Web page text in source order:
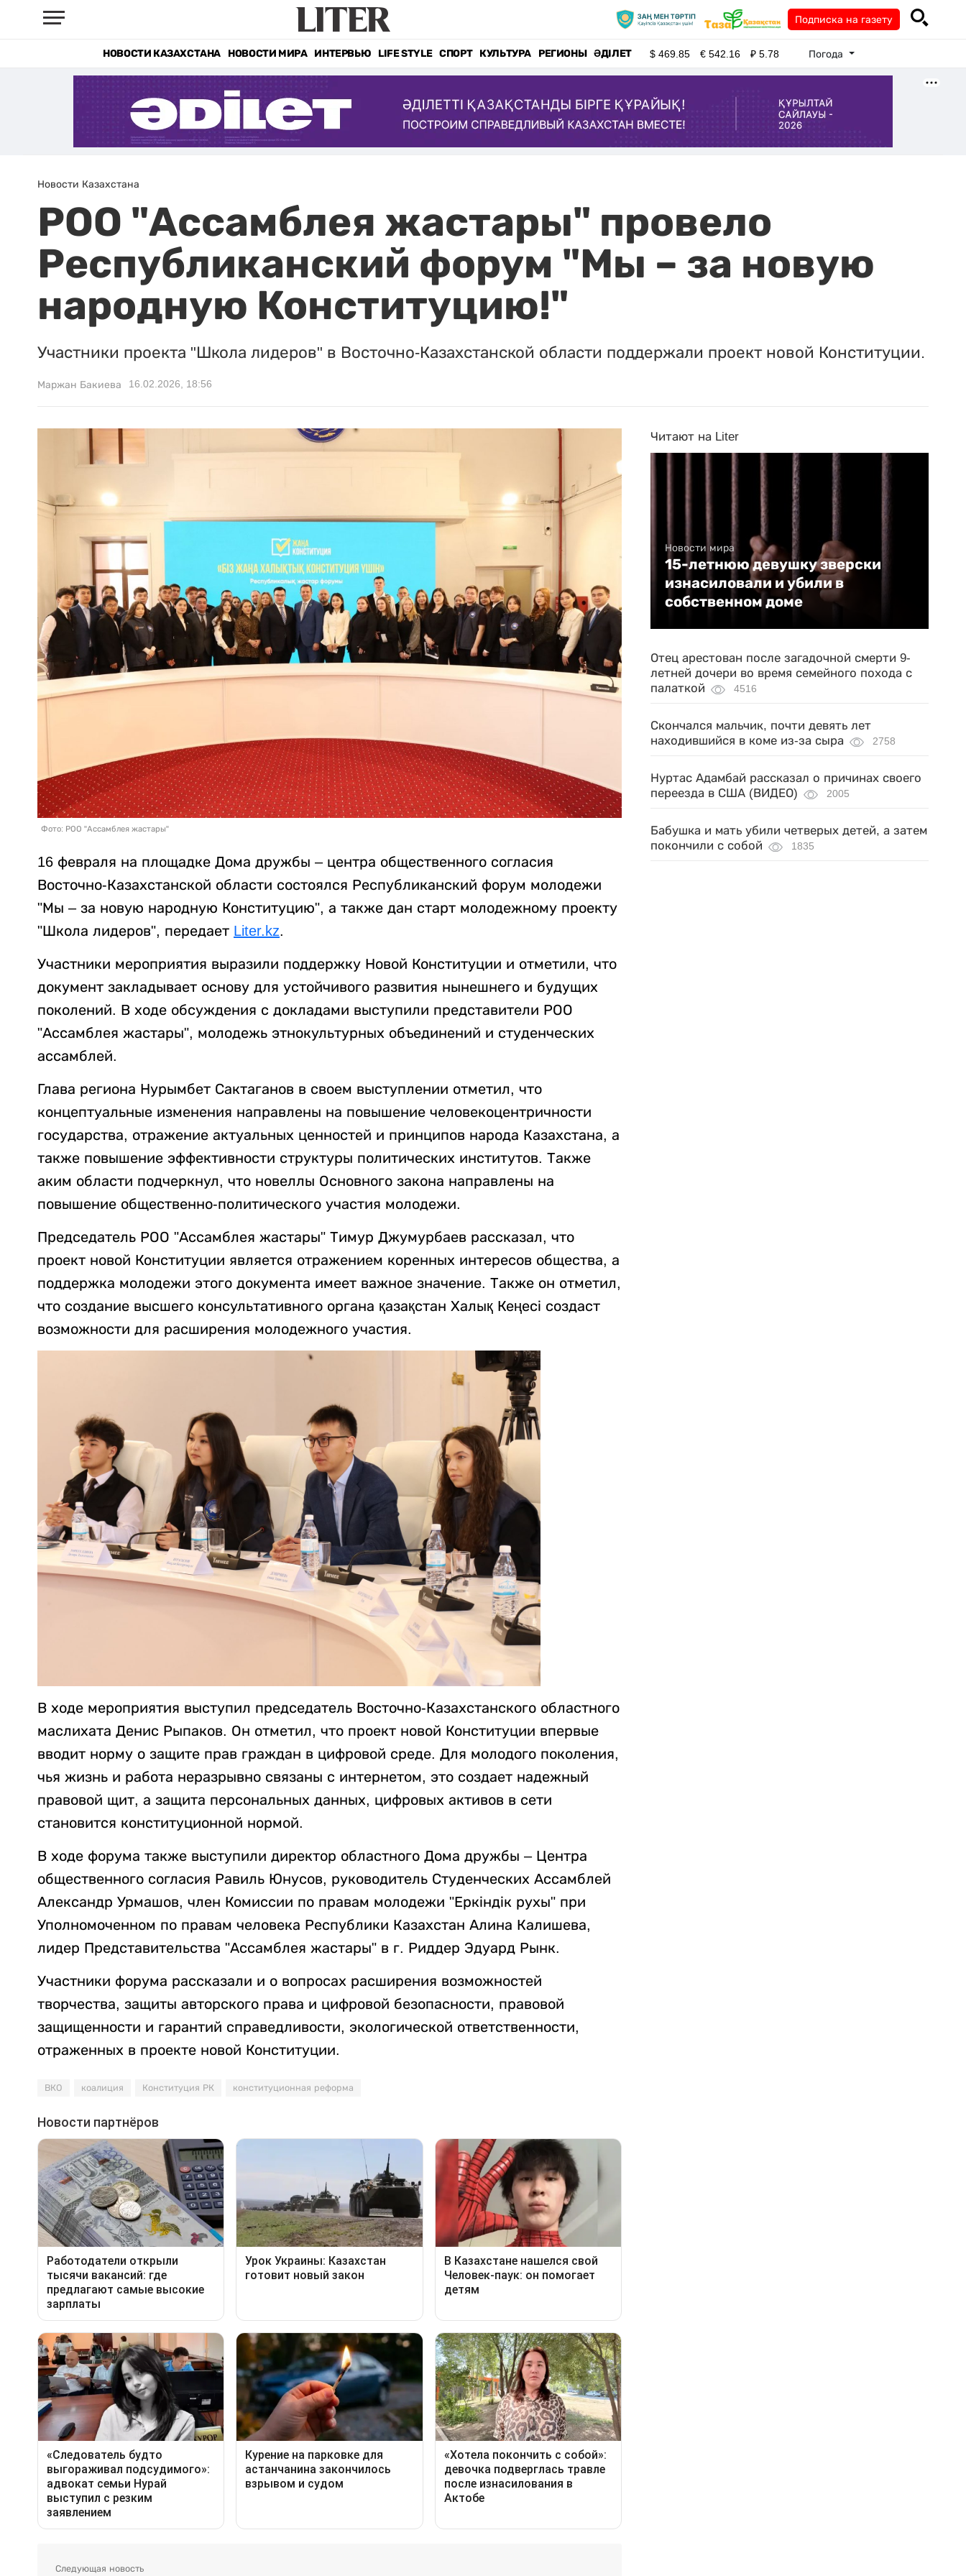
Подписка на газету
НОВОСТИ КАЗАХСТАНА НОВОСТИ МИРА ИНТЕРВЬЮ LIFE STYLE СПОРТ КУЛЬТУРА РЕГИОНЫ ӘДІЛЕТ $469.85 €542.16 ₽5.78 Погода
Новости Казахстана
РОО "Ассамблея жастары" провело
Республиканский форум "Мы – за новую
народную Конституцию!"
Участники проекта "Школа лидеров" в Восточно-Казахстанской области поддержали проект новой Конституции.
Маржан Бакиева 16.02.2026, 18:56
Фото: РОО "Ассамблея жастары"
16 февраля на площадке Дома дружбы – центра общественного согласия
Восточно-Казахстанской области состоялся Республиканский форум молодежи
"Мы – за новую народную Конституцию", а также дан старт молодежному проекту
"Школа лидеров", передает Liter.kz.
Участники мероприятия выразили поддержку Новой Конституции и отметили, что
документ закладывает основу для устойчивого развития нынешнего и будущих
поколений. В ходе обсуждения с докладами выступили представители РОО
"Ассамблея жастары", молодежь этнокультурных объединений и студенческих
ассамблей.
Глава региона Нурымбет Сактаганов в своем выступлении отметил, что
концептуальные изменения направлены на повышение человекоцентричности
государства, отражение актуальных ценностей и принципов народа Казахстана, а
также повышение эффективности структуры политических институтов. Также
аким области подчеркнул, что новеллы Основного закона направлены на
повышение общественно-политического участия молодежи.
Председатель РОО "Ассамблея жастары" Тимур Джумурбаев рассказал, что
проект новой Конституции является отражением коренных интересов общества, а
поддержка молодежи этого документа имеет важное значение. Также он отметил,
что создание высшего консультативного органа қазақстан Халық Кеңесі создаст
возможности для расширения молодежного участия.
В ходе мероприятия выступил председатель Восточно-Казахстанского областного
маслихата Денис Рыпаков. Он отметил, что проект новой Конституции впервые
вводит норму о защите прав граждан в цифровой среде. Для молодого поколения,
чья жизнь и работа неразрывно связаны с интернетом, это создает надежный
правовой щит, а защита персональных данных, цифровых активов в сети
становится конституционной нормой.
В ходе форума также выступили директор областного Дома дружбы – Центра
общественного согласия Равиль Юнусов, руководитель Студенческих Ассамблей
Александр Урмашов, член Комиссии по правам молодежи "Еркіндік рухы" при
Уполномоченном по правам человека Республики Казахстан Алина Калишева,
лидер Представительства "Ассамблея жастары" в г. Риддер Эдуард Рынк.
Участники форума рассказали и о вопросах расширения возможностей
творчества, защиты авторского права и цифровой безопасности, правовой
защищенности и гарантий справедливости, экологической ответственности,
отраженных в проекте новой Конституции.
ВКО коалиция Конституция РК конституционная реформа
Следующая новость
Читают на Liter
Новости мира
15-летнюю девушку зверски
изнасиловали и убили в
собственном доме
Отец арестован после загадочной смерти 9-
летней дочери во время семейного похода с
палаткой
4516
Скончался мальчик, почти девять лет
находившийся в коме из-за сыра
2758
Нуртас Адамбай рассказал о причинах своего
переезда в США (ВИДЕО)
2005
Бабушка и мать убили четверых детей, а затем
покончили с собой
1835